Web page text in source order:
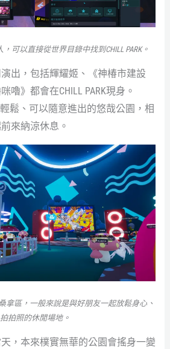
可以直接從世界目錄中找到CHILL PARK。
出，包括輝耀姬、《神椿市建設
嚕》都會在CHILL PARK現身。
輕鬆、可以隨意進出的悠哉公園，相
來納涼休息。
桑拿區，一般來說是與好朋友一起放鬆身心、
拍拍照的休閒場地。
，本來樸實無華的公園會搖身一變